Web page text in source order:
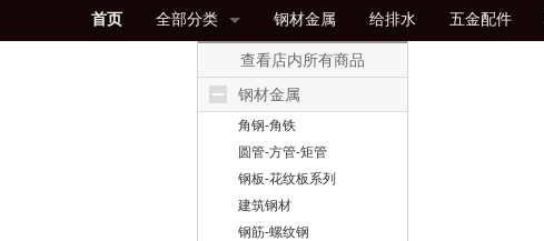
首页 全部分类 钢材金属 给排水 五金配件
查看店内所有商品
钢材金属
角钢-角铁
圆管-方管-矩管
钢板-花纹板系列
建筑钢材
钢筋-螺纹钢